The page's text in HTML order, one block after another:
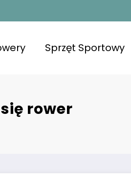
Sprzęt Sportowy
rower